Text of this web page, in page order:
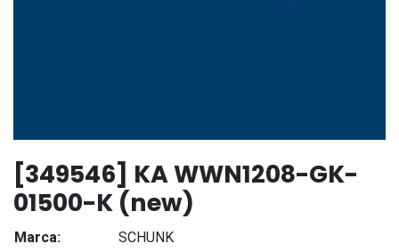
[349546] KA WWN1208-GK-
01500-K (new)
Marca:
SCHUNK